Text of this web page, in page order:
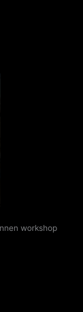
workshop